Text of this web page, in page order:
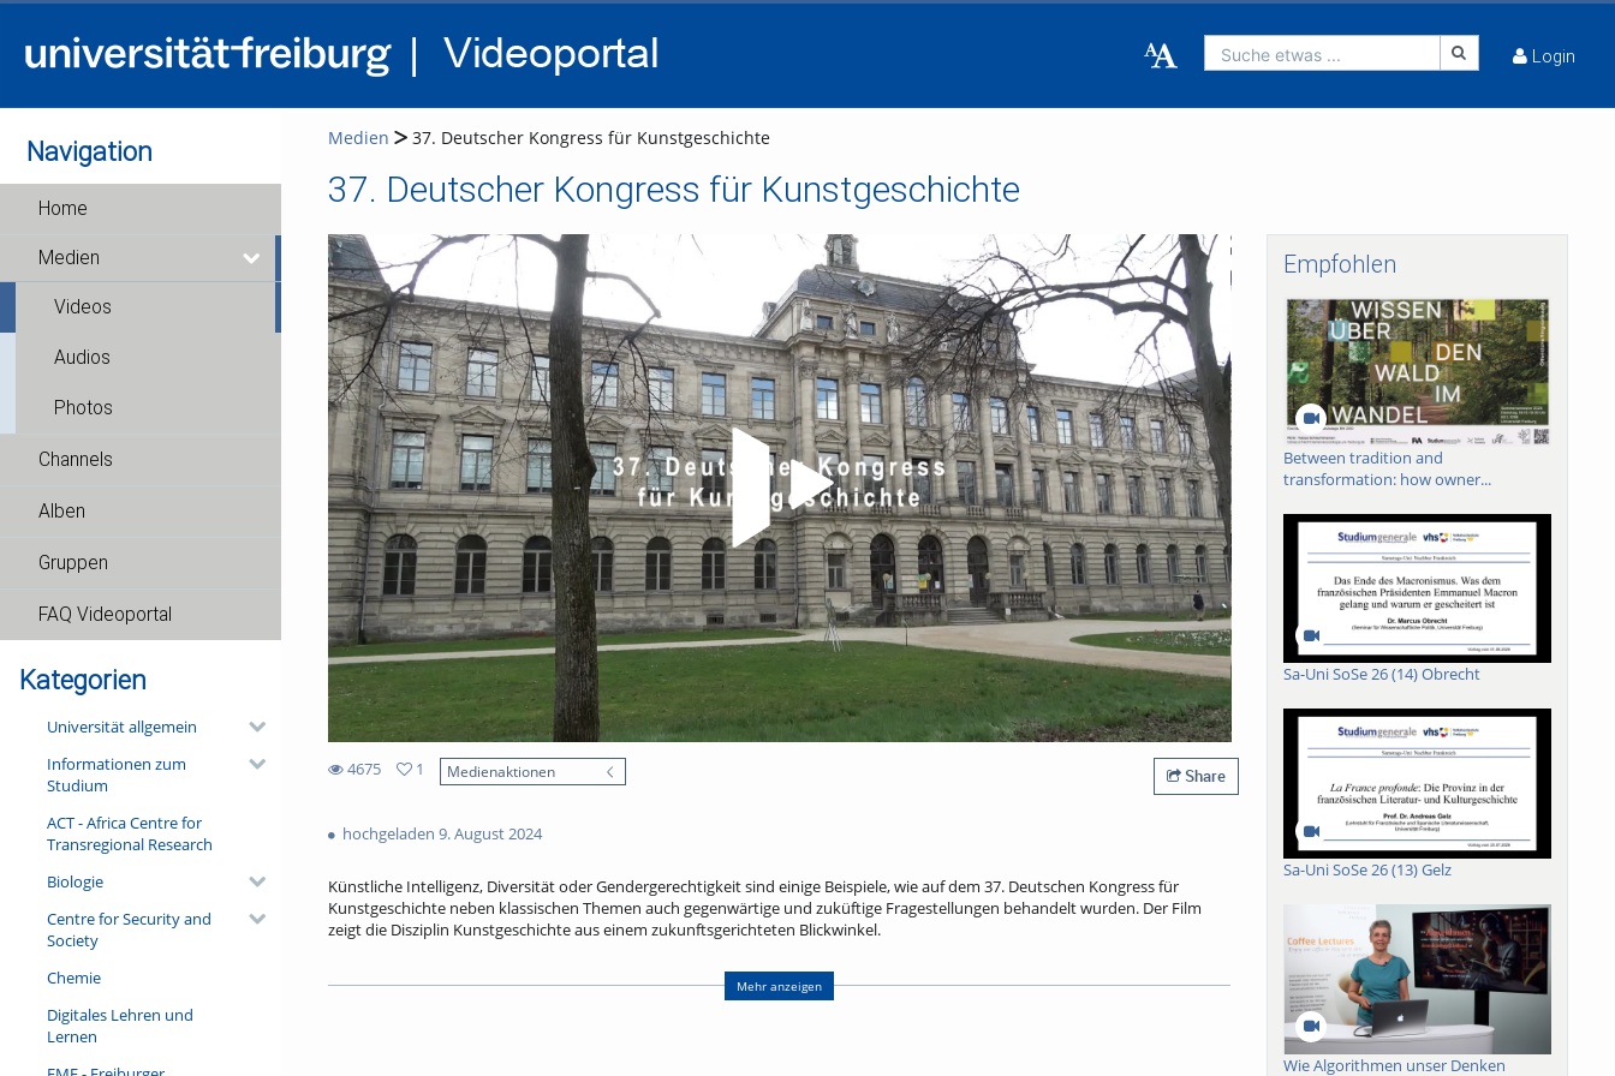
Suche etwas ... Login
Navigation
Home
Medien
Videos
Audios
Photos
Channels
Alben
Gruppen
FAQ Videoportal
Kategorien
Universität allgemein
Informationen zum
Studium
ACT - Africa Centre for
Transregional Research
Biologie
Centre for Security and
Society
Chemie
Digitales Lehren und
Lernen
Medien 37. Deutscher Kongress für Kunstgeschichte
37. Deutscher Kongress für Kunstgeschichte
Video abspielen
4675
views
1
Medienaktionen Share
hochgeladen 9. August 2024
Künstliche Intelligenz, Diversität oder Gendergerechtigkeit sind einige Beispiele, wie auf dem 37. Deutschen Kongress für
Kunstgeschichte neben klassischen Themen auch gegenwärtige und zuküftige Fragestellungen behandelt wurden. Der Film
zeigt die Disziplin Kunstgeschichte aus einem zukunftsgerichteten Blickwinkel.
Prof. Dr. Christina Strunck, Institut für Kunstgeschichte FAU Erlangen-Nürnberg, Bild und Raum
Mehr anzeigen
Empfohlen
Between tradition and
transformation: how owner...
Sa-Uni SoSe 26 (14) Obrecht
Sa-Uni SoSe 26 (13) Gelz
Wie Algorithmen unser Denken